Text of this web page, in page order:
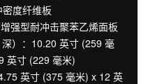
度纤维板
强型耐冲击聚苯乙烯面板
）：10.20 英寸 (259 毫
英寸 (229 毫米)
英寸 (375 毫米) x 12 英